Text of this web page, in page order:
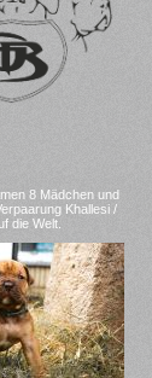
8 Mädchen und
Khallesi /
die Welt.